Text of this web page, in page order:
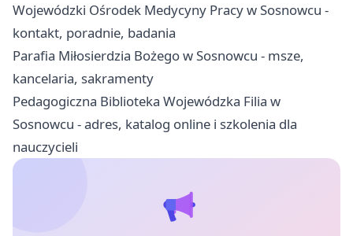
Wojewódzki Ośrodek Medycyny Pracy w Sosnowcu -
kontakt, poradnie, badania
Parafia Miłosierdzia Bożego w Sosnowcu - msze,
kancelaria, sakramenty
Pedagogiczna Biblioteka Wojewódzka Filia w
Sosnowcu - adres, katalog online i szkolenia dla
nauczycieli